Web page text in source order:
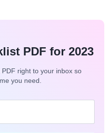
PDF for 2023
right to your inbox so
you need.